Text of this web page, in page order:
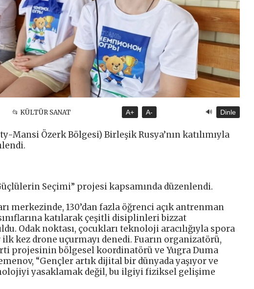
📂 KÜLTÜR SANAT A+ A- 🔊 Dinle
Mansi Özerk Bölgesi) Birleşik Rusya’nın katılımıyla
Seçimi” projesi kapsamında düzenlendi.
merkezinde, 130’dan fazla öğrenci açık antrenman
katılarak çeşitli disiplinleri bizzat
Odak noktası, çocukları teknoloji aracılığıyla spora
kez drone uçurmayı denedi. Fuarın organizatörü,
projesinin bölgesel koordinatörü ve Yugra Duma
“Gençler artık dijital bir dünyada yaşıyor ve
yasaklamak değil, bu ilgiyi fiziksel gelişime